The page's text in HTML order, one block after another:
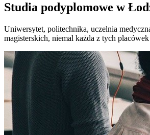
Studia podyplomowe w
Uniwersytet, politechnika, uczelnia
magisterskich, niemal każda z tych